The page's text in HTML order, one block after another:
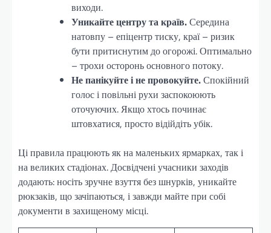
виходи.
Уникайте центру та країв.Середина
натовпу – епіцентр тиску, краї – ризик
бути притиснутим до огорожі. Оптимально
– трохи осторонь основного потоку.
Не панікуйте і не провокуйте.Спокійний
голос і повільні рухи заспокоюють
оточуючих. Якщо хтось починає
штовхатися, просто відійдіть убік.
Ці правила працюють як на маленьких ярмарках, так і
на великих стадіонах. Досвідчені учасники заходів
додають: носіть зручне взуття без шнурків, уникайте
рюкзаків, що зачіпаються, і завжди майте при собі
документи в захищеному місці.